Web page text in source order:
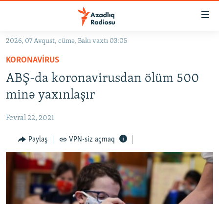
Əsas
qayıt
Əsas
naviqasiyaya
qayıt
Axtarışa
#İZAHLA
KORRUPSIOMETR
#ƏSLINDƏ
FƏRQƏ BAX
QANUNI DOĞRU
ARAŞDIRMA
MULTIMEDIA
VIDEO
RADIO ARXIV
2026, 07 Avqust, cümə, Bakı vaxtı 03:05
KORONAVIRUS
ABŞ-da koronavirusdan ölüm 500
minə yaxınlaşır
Fevral 22, 2021
Paylaş VPN-siz açmaq